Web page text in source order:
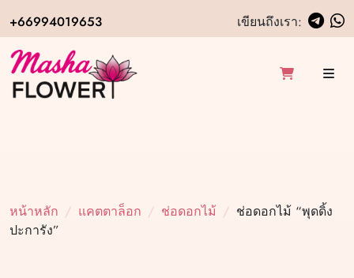
+66994019653 เขียนถึงเรา:
หน้าหลัก แคตตาล็อก ช่อดอกไม้
ช่อดอกไม้ “พุดดิ้ง
ปะการัง”